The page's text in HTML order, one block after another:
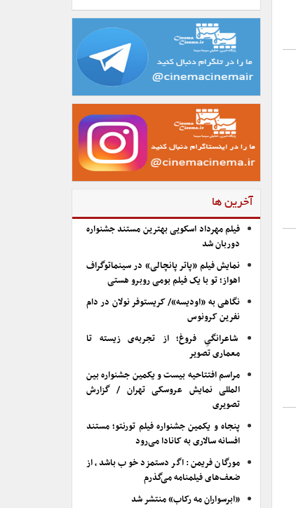
آخرین ها
فیلم مهرداد اسکویی بهترین مستند جشنواره
دوربان شد
نمایش فیلم «پاتر پانچالی» در سینماتوگراف
اهواز؛ تو با یک فیلم بومی روبرو هستی
نگاهی به «اودیسه»/ کریستوفر نولان در دام
نفرین کرونوس
شاعرانگیِ فروغ؛ از تجربه‌ی زیسته تا
معماری تصویر
مراسم افتتاحیه بیست و یکمین جشنواره بین
المللی نمایش عروسکی تهران / گزارش
تصویری
پنجاه و یکمین جشنواره فیلم تورنتو؛ مستند
افسانه سالاری به کانادا می‌رود
مورگان فریمن: اگر دستمزد خوب باشد، از
ضعف‌های فیلمنامه می‌گذرم
«ابرسواران مه رکاب» منتشر شد